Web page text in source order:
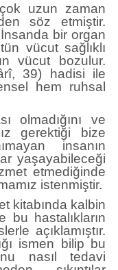
uzun zaman
söz etmiştir.
bir organ
vücut sağlıklı
vücut bozulur.
39) hadisi ile
hem ruhsal
olmadığını ve
gerektiği bize
insanın
yaşayabileceği
etmediğinde
istenmiştir.
kitabında kalbin
bu hastalıkların
açıklamıştır.
ismen bilip bu
nasıl tedavi